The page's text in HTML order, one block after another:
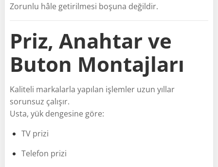
Zorunlu hâle getirilmesi boşuna değildir.
Priz, Anahtar ve
Buton Montajları
Kaliteli markalarla yapılan işlemler uzun yıllar
sorunsuz çalışır.
Usta, yük dengesine göre:
TV prizi
Telefon prizi